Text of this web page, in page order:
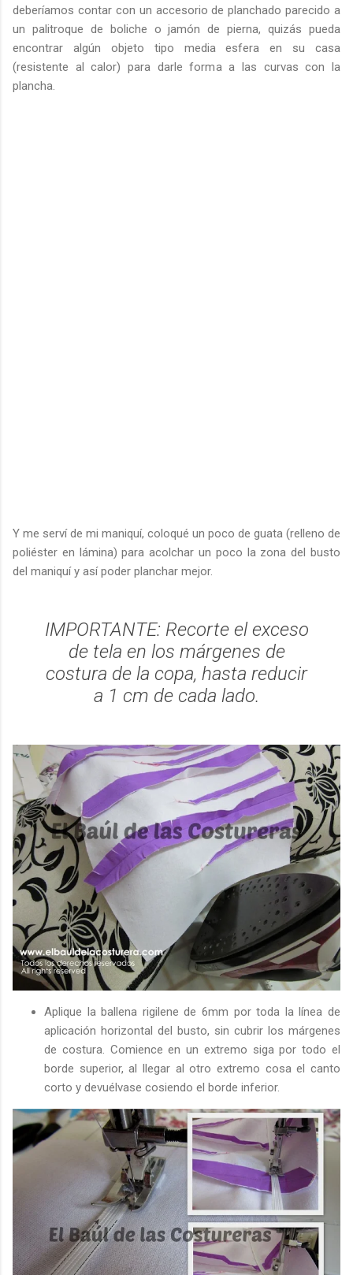
deberíamos contar con un accesorio de planchado parecido a
un palitroque de boliche o jamón de pierna, quizás pueda
encontrar algún objeto tipo media esfera en su casa
(resistente al calor) para darle forma a las curvas con la
plancha.
Y me serví de mi maniquí, coloqué un poco de guata (relleno de
poliéster en lámina) para acolchar un poco la zona del busto
del maniquí y así poder planchar mejor.
IMPORTANTE: Recorte el exceso
de tela en los márgenes de
costura de la copa, hasta reducir
a 1 cm de cada lado.
Aplique la ballena rigilene de 6mm por toda la línea de
aplicación horizontal del busto, sin cubrir los márgenes
de costura. Comience en un extremo siga por todo el
borde superior, al llegar al otro extremo cosa el canto
corto y devuélvase cosiendo el borde inferior.